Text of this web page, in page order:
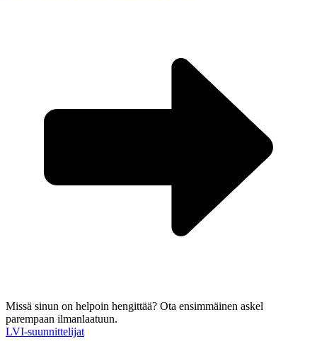
Missä sinun on helpoin hengittää? Ota ensimmäinen askel
parempaan ilmanlaatuun.
LVI-suunnittelijat